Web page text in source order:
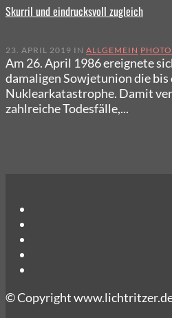
Skurril und eindrucksvoll zugleich
23. APRIL 2019 IN ALLGEMEIN
Am 26. April 1986 ereignete
damaligen Sowjetunion die
Nuklearkatastrophe. Damit
zahlreiche Todesfälle,...
© Copyright